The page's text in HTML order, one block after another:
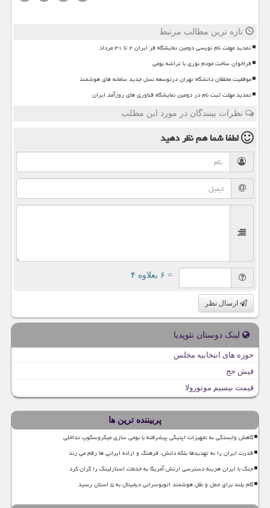
تازه ترین مطالب مرتبط
تمدید مهلت نام نویسی دومین نمایشگاه فر ایران ۲ تا ۳۱ مرداد
فراخوان ساخت مودم نوری با تراشه بومی
موفقیت محققان دانشگاه تهران درتوسعه نسل جدید سامانه های هوشمند
تمدید مهلت ثبت نام در دومین نمایشگاه فناوری های روزآمد ایران
نظرات بینندگان در مورد این مطلب
لطفا شما همنظر دهید
= ۶ بعلاوه ۴
ارسال نظر
لینک دوستان نئوپدیا
حوزه های انتخابیه مجلس
فیش حج
قیمت بیسیم موتورولا
پربیننده ترین ها
کاهش وابستگی به تجهیزات اپتیکی پیشرفته با بومی سازی میکروسکوپ تداخلی
قدرت ایران را نه تهدیدها بلکه دانش، فرهنگ و اراده ایرانی ها رقم می زند
جنگ با ایران هزینه دسترسی ارتش آمریکا به خدمات استارلینک را گران کرد
گام بلند برای حمل و نقل هوشمند اتوبوسرانی دیجیتال به ۵ استان رسید